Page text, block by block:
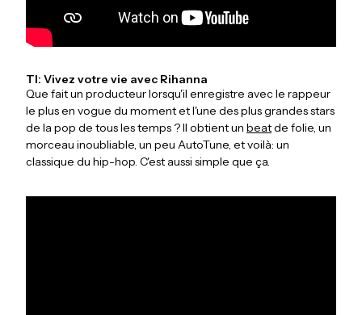
TI: Vivez votre vie avec Rihanna
Que fait un producteur lorsqu'il enregistre avec le rappeur
le plus en vogue du moment et l'une des plus grandes stars
de la pop de tous les temps ? Il obtient un beatde folie, un
morceau inoubliable, un peu AutoTune, et voilà: un
classique du hip-hop. C'est aussi simple que ça.